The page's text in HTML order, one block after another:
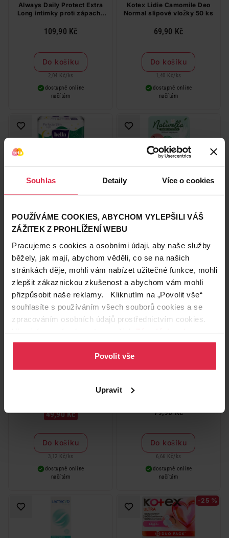
Souhlas Detaily Více o cookies
POUŽÍVÁME COOKIES, ABYCHOM VYLEPŠILI VÁŠ
ZÁŽITEK Z PROHLÍŽENÍ WEBU
Pracujeme s cookies a osobními údaji, aby naše služby
běžely, jak mají, abychom věděli, co se na našich
stránkách děje, mohli vám nabízet užitečné funkce, mohli
zlepšit zákaznickou zkušenost a abychom vám mohli
přizpůsobit naše reklamy. Kliknutím na „Povolit vše“
souhlasíte s používáním všech souborů cookies a se
zpracováním osobních údajů prostřednictvím cookies.
osobních údajů.
Povolit vše
Upravit
Always Daily Protect Extra
Long intimky proti zápachu
109,90 Kč
Do košíku
2,04 Kč/ ks
dostupné online
načítám
Kotex Lidie Camomile Deo
Normal slipové vložky 50 ks
69,90 Kč
Do košíku
1,40 Kč/ ks
dostupné online
načítám
Bella Perfecta ultra Night
69,90 Kč
4,99 Kč
dostupné online
načítám
a parfemace 16 ks
69,90 Kč
Do košíku
4,37 Kč
ks
dostupné online
načítám
Garance ceny
Ria Sport Normal tampony 16
49,90 Kč
Do košíku
3,12 Kč/ ks
dostupné online
načítám
Chilly Fresh intimní ubrousky
79,90 Kč
Do košíku
6,66 Kč/ ks
dostupné online
načítám
-25 %